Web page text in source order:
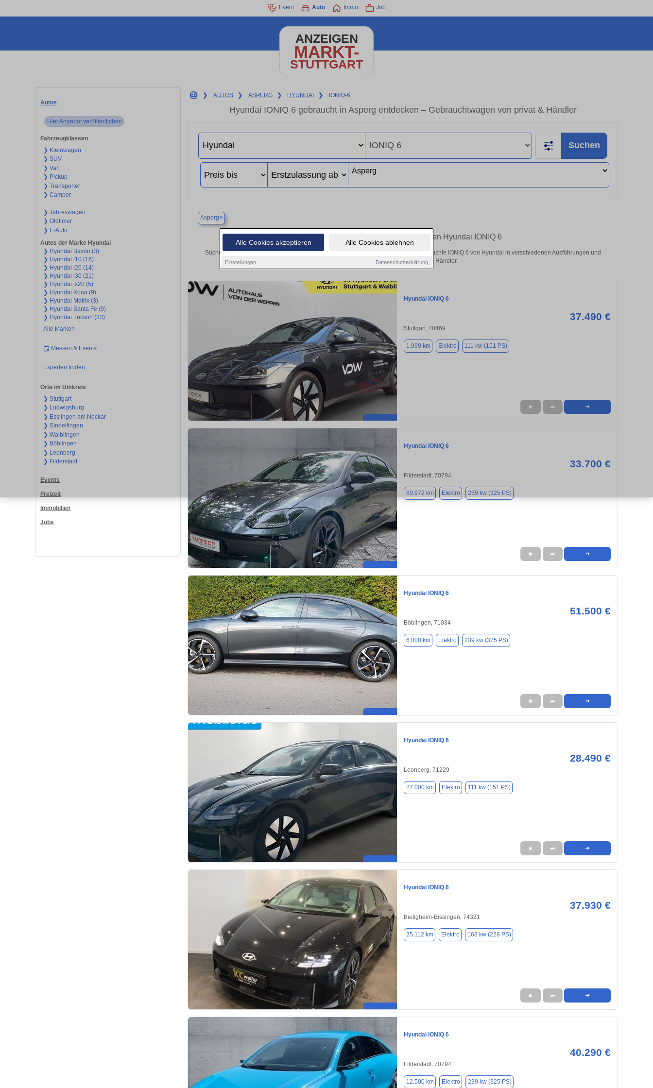
Alle Cookies akzeptieren Alle Cookies ablehnen
Einstellungen Datenschutzerklärung
Event Auto Immo Job
ANZEIGEN
MARKT-
STUTTGART
Autos
Hier Angebot veröffentlichen
Fahrzeugklassen
❯ Kleinwagen
❯ SUV
❯ Van
❯ Pickup
❯ Transporter
❯ Camper
❯ Jahreswagen
❯ Oldtimer
❯ E-Auto
Autos der Marke Hyundai
❯ Hyundai Bayon (3)
❯ Hyundai i10 (16)
❯ Hyundai i20 (14)
❯ Hyundai i30 (21)
❯ Hyundai ix20 (5)
❯ Hyundai Kona (9)
❯ Hyundai Matrix (3)
❯ Hyundai Santa Fe (9)
❯ Hyundai Tucson (33)
Alle Marken
Messen & Events
Experten finden
Orte im Umkreis
❯ Stuttgart
❯ Ludwigsburg
❯ Esslingen am Neckar
❯ Sindelfingen
❯ Waiblingen
❯ Böblingen
❯ Leonberg
❯ Filderstadt
Events
Freizeit
Immobilien
Jobs
❯ AUTOS ❯ ASPERG ❯ HYUNDAI ❯ IONIQ-6
Hyundai IONIQ 6 gebraucht in Asperg entdecken – Gebrauchtwagen von privat & Händler
Suchen
Asperg×
Finden Sie in Asperg Ihren gebrauchten Hyundai IONIQ 6
Suchen Sie in Asperg einen Hyundai IONIQ 6 Gebrauchtwagen? Entdecken Sie gebrauchte IONIQ 6 von Hyundai in verschiedenen Ausführungen und
Preisklassen von privat und vom Händler.
Hyundai IONIQ 6
37.490 €
Stuttgart, 70469
1.999 km Elektro 111 kw (151 PS)
★ ➦ ➜
Hyundai IONIQ 6
33.700 €
Filderstadt, 70794
69.972 km Elektro 239 kw (325 PS)
★ ➦ ➜
Hyundai IONIQ 6
51.500 €
Böblingen, 71034
6.000 km Elektro 239 kw (325 PS)
★ ➦ ➜
Hyundai IONIQ 6
28.490 €
Leonberg, 71229
27.000 km Elektro 111 kw (151 PS)
★ ➦ ➜
Hyundai IONIQ 6
37.930 €
Bietigheim-Bissingen, 74321
25.112 km Elektro 168 kw (228 PS)
★ ➦ ➜
Hyundai IONIQ 6
40.290 €
Filderstadt, 70794
12.500 km Elektro 239 kw (325 PS)